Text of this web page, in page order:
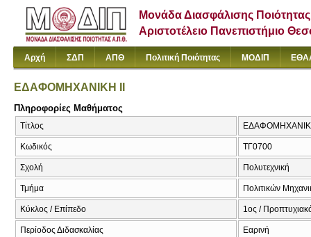
Μονάδα Διασφάλισης Ποιότητας
Αριστοτέλειο Πανεπιστήμιο
Αρχή ΣΔΠ ΑΠΘ Πολιτική Ποιότητας ΜΟΔΙΠ
ΕΔΑΦΟΜΗΧΑΝΙΚΗ ΙΙ
Πληροφορίες Μαθήματος
Τίτλος ΕΔΑΦΟΜΗΧΑΝΙΚΗ
Κωδικός ΤΓ0700
Σχολή Πολυτεχνική
Τμήμα Πολιτικών
Κύκλος / Επίπεδο 1ος /
Περίοδος Διδασκαλίας Εαρινή